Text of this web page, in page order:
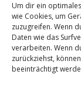
Um dir ein
wie Cookies, um
zuzugreifen. Wenn
Daten wie das
verarbeiten. Wenn
zurückziehst,
beeinträchtigt
Gridzu
sagt, was
und über den